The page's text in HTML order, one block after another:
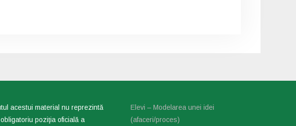
acestui material nu reprezintă
poziţia oficială a
Elevi – Modelarea unei idei
(afaceri/proces)